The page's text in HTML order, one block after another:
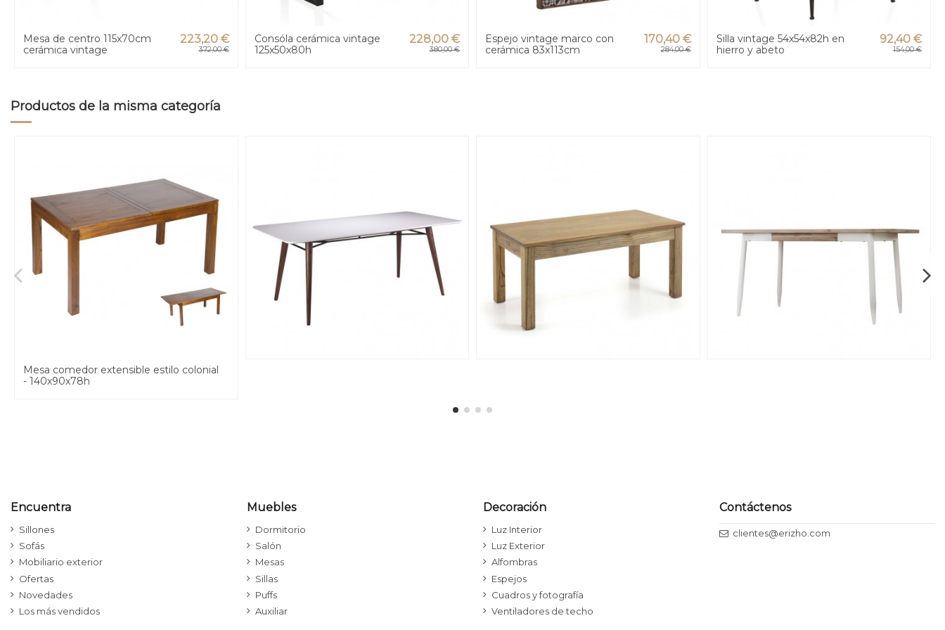
Mesa de centro 115x70cm
cerámica vintage
223,20 €
372,00 €
Consóla cerámica vintage
125x50x80h
228,00 €
380,00 €
Espejo vintage marco con
cerámica 83x113cm
170,40 €
284,00 €
Silla vintage 54x54x82h en
hierro y abeto
92,40 €
154,00 €
Productos de la misma categoría
Mesa comedor extensible estilo colonial
- 140x90x78h
Encuentra
Sillones
Sofás
Mobiliario exterior
Ofertas
Novedades
Los más vendidos
Muebles
Dormitorio
Salón
Mesas
Sillas
Puffs
Auxiliar
Decoración
Luz Interior
Luz Exterior
Alfombras
Espejos
Cuadros y fotografía
Ventiladores de techo
Contáctenos
clientes@erizho.com